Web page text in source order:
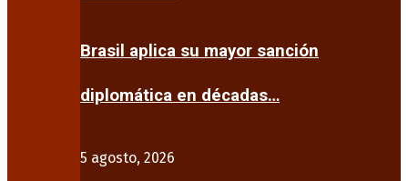
Brasil aplica su mayor sanción
diplomática en décadas…
5 agosto, 2026